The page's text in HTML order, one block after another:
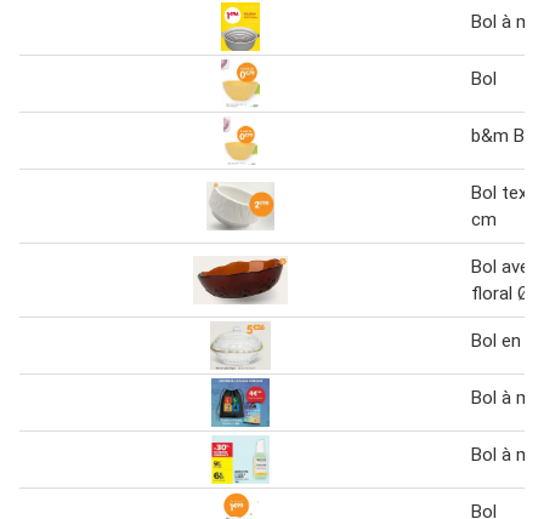
Bol à
Bol
b&m Bol
Bol
cm
Bol
floral
Bol en
Bol à
Bol à
Bol